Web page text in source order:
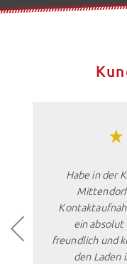
Habe in der
ein absolut
freundlich und
den Laden